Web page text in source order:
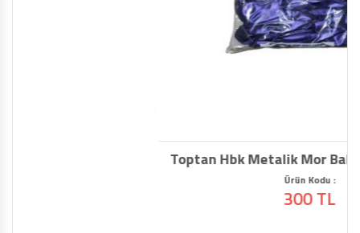
Toptan Hbk Metalik Mor Balon 12 İnç 100 lü